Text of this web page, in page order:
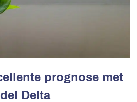
prognose met
Delta